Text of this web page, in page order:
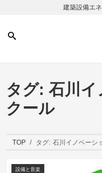
建築設備エ
タグ: 石川イ
クール
TOP タグ: 石川イノベーシ
設備と音楽